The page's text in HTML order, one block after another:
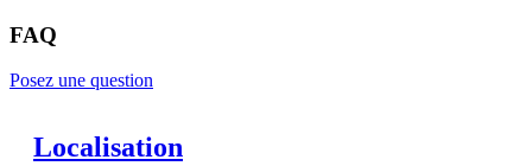
FAQ
Posez une question
Localisation